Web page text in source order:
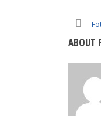
ABOUT